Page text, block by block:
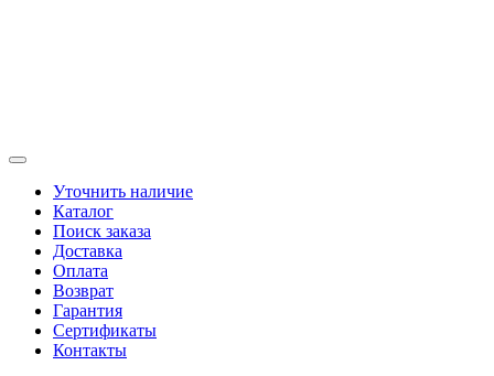
Уточнить наличие
Каталог
Поиск заказа
Доставка
Оплата
Возврат
Гарантия
Сертификаты
Контакты